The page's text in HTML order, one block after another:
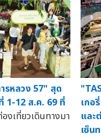
รหลวง 57" สุด
1-12 ส.ค. 69 ที่
งเที่ยวเดินทางมา
เกอ
และ
เซ็น